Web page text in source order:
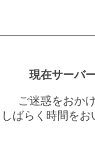
現在サーバ
ご迷惑をおか
しばらく時間を